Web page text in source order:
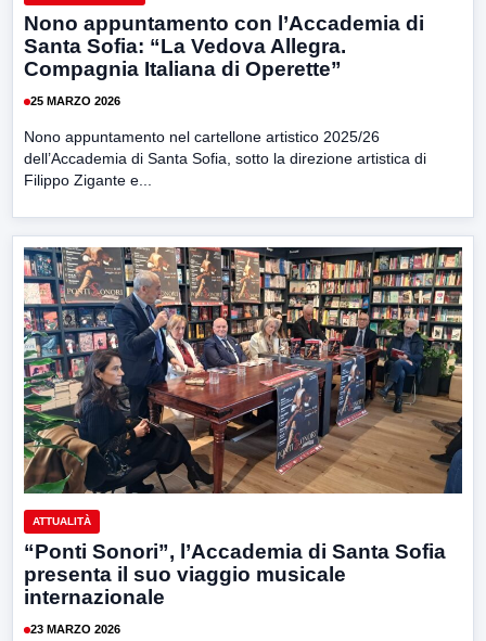
Nono appuntamento con l’Accademia di
Santa Sofia: “La Vedova Allegra.
Compagnia Italiana di Operette”
25 MARZO 2026
Nono appuntamento nel cartellone artistico 2025/26
dell’Accademia di Santa Sofia, sotto la direzione artistica di
Filippo Zigante e...
ATTUALITÀ
“Ponti Sonori”, l’Accademia di Santa Sofia
presenta il suo viaggio musicale
internazionale
23 MARZO 2026